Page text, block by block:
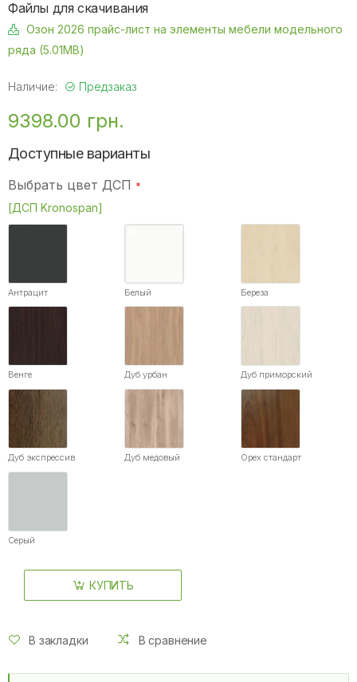
Файлы для скачивания
Озон 2026 прайс-лист на элементы мебели модельного
ряда (5.01MB)
Наличие: Предзаказ
9398.00 грн.
Доступные варианты
Выбрать цвет ДСП
[ДСП Kronospan]
Антрацит Белый Береза
Венге Дуб урбан Дуб приморский
Дуб экспрессив Дуб медовый Орех стандарт
Серый
КУПИТЬ
В закладки В сравнение